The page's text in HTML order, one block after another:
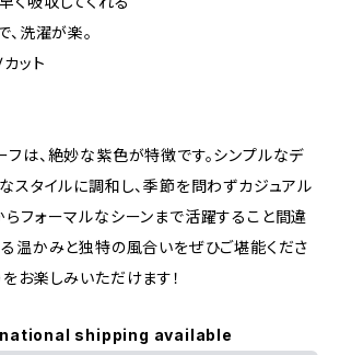
洗濯が楽。
ット
フは、絶妙な紫色が特徴です。シンプルなデ
スタイルに調和し、季節を問わずカジュアル
らフォーマルなシーンまで活躍すること間違
る温かみと独特の風合いをぜひご堪能くださ
をお楽しみいただけます！
shipping available